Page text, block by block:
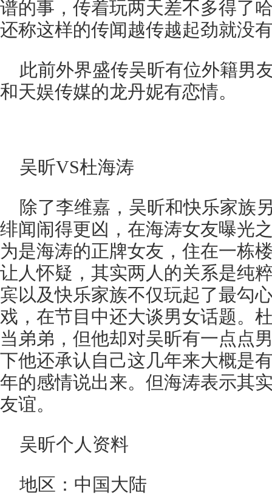
谱的事，传着玩两天差不多得了
还称这样的传闻越传越起劲就没
此前外界盛传吴昕有位外籍男
和天娱传媒的龙丹妮有恋情。
吴昕VS杜海涛
除了李维嘉，吴昕和快乐家族
绯闻闹得更凶，在海涛女友曝光
为是海涛的正牌女友，住在一栋
让人怀疑，其实两人的关系是纯
宾以及快乐家族不仅玩起了最勾
戏，在节目中还大谈男女话题。
当弟弟，但他却对吴昕有一点点
下他还承认自己这几年来大概是
年的感情说出来。但海涛表示其
友谊。
吴昕个人资料
地区：中国大陆